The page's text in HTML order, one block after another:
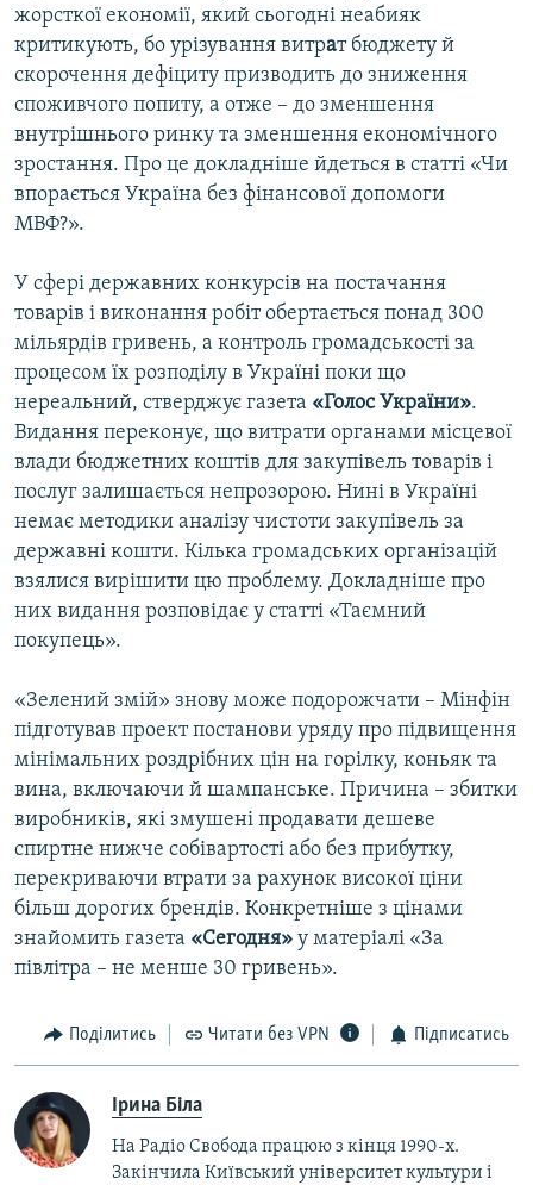
жорсткої економії, який сьогодні неабияк
критикують, бо урізування витрат бюджету й
скорочення дефіциту призводить до зниження
споживчого попиту, а отже – до зменшення
внутрішнього ринку та зменшення економічного
зростання. Про це докладніше йдеться в статті «Чи
впорається Україна без фінансової допомоги
МВФ?».
У сфері державних конкурсів на постачання
товарів і виконання робіт обертається понад 300
мільярдів гривень, а контроль громадськості за
процесом їх розподілу в Україні поки що
нереальний, стверджує газета «Голос України».
Видання переконує, що витрати органами місцевої
влади бюджетних коштів для закупівель товарів і
послуг залишається непрозорою. Нині в Україні
немає методики аналізу чистоти закупівель за
державні кошти. Кілька громадських організацій
взялися вирішити цю проблему. Докладніше про
них видання розповідає у статті «Таємний
покупець».
«Зелений змій» знову може подорожчати – Мінфін
підготував проект постанови уряду про підвищення
мінімальних роздрібних цін на горілку, коньяк та
вина, включаючи й шампанське. Причина – збитки
виробників, які змушені продавати дешеве
спиртне нижче собівартості або без прибутку,
перекриваючи втрати за рахунок високої ціни
більш дорогих брендів. Конкретніше з цінами
знайомить газета «Сегодня» у матеріалі «За
півлітра – не менше 30 гривень».
Поділитись Читати без VPN Підписатись
Ірина Біла
На Радіо Свобода працюю з кінця 1990-х.
Закінчила Київський університет культури і